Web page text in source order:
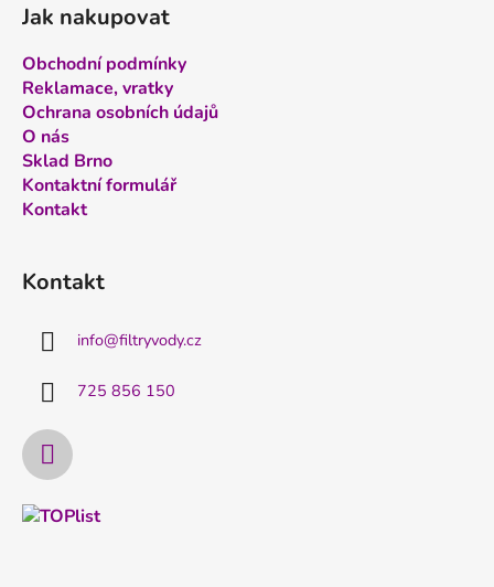
Jak nakupovat
Obchodní podmínky
Reklamace, vratky
Ochrana osobních údajů
O nás
Sklad Brno
Kontaktní formulář
Kontakt
Kontakt
info@filtryvody.cz
725 856 150